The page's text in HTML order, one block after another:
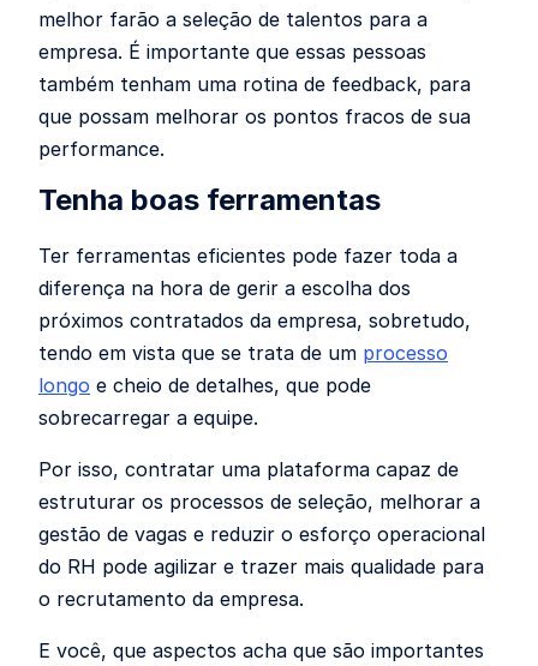
melhor farão a seleção de talentos para a
empresa. É importante que essas pessoas
também tenham uma rotina de feedback, para
que possam melhorar os pontos fracos de sua
performance.
Tenha boas ferramentas
Ter ferramentas eficientes pode fazer toda a
diferença na hora de gerir a escolha dos
próximos contratados da empresa, sobretudo,
tendo em vista que se trata de um processo
longo e cheio de detalhes, que pode
sobrecarregar a equipe.
Por isso, contratar uma plataforma capaz de
estruturar os processos de seleção, melhorar a
gestão de vagas e reduzir o esforço operacional
do RH pode agilizar e trazer mais qualidade para
o recrutamento da empresa.
E você, que aspectos acha que são importantes